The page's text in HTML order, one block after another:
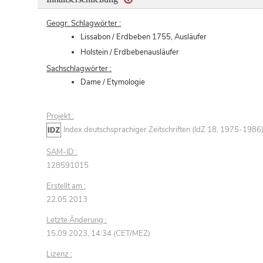
Geogr. Schlagwörter :
Lissabon / Erdbeben 1755, Ausläufer
Holstein / Erdbebenausläufer
Sachschlagwörter :
Dame / Etymologie
Projekt :
Index deutschsprachiger Zeitschriften (IdZ 18, 1975-
SAM-ID :
128591015
Erstellt am :
22.05.2013
Letzte Änderung :
15.09.2023, 14:34 (CET/MEZ)
Lizenz :